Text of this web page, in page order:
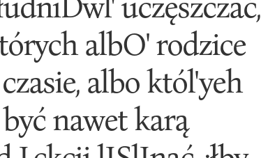
albO' rodzice
albo któl'yeh
nawet karą